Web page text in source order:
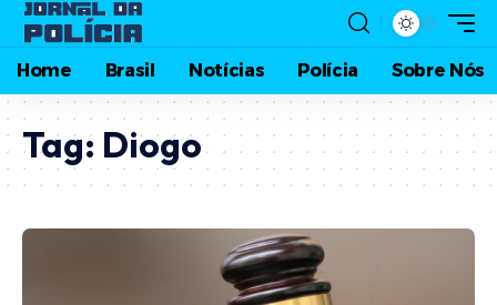
Home Brasil Notícias Polícia Sobre Nós
Tag: Diogo